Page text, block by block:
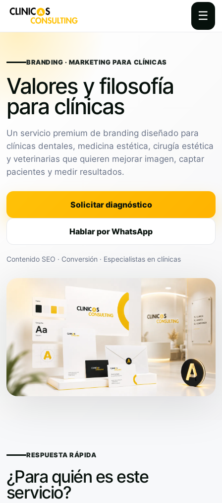
☰
contentBRANDING · MARKETING PARA CLÍNICAS
Valores y filosofía
para clínicas
Un servicio premium de branding diseñado para
clínicas dentales, medicina estética, cirugía estética
y veterinarias que quieren mejorar imagen, captar
pacientes y medir resultados.
Solicitar diagnóstico
Hablar por WhatsApp
Contenido SEO · Conversión · Especialistas en clínicas
RESPUESTA RÁPIDA
¿Para quién es este
servicio?